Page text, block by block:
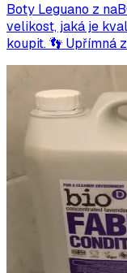
Boty Leguano z
velikost, jaká je
koupit. 👣 Upřímná